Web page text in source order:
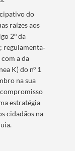
do
raízes aos
2º da
regulamenta‐
com a da
K) do nº 1
na sua
estratégia
cidadãos na